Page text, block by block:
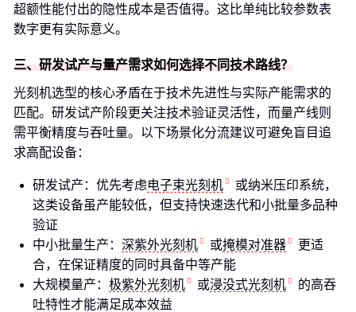
超额性能付出的隐性成本是否值得。这比单纯比较参数表
数字更有实际意义。
三、研发试产与量产需求如何选择不同技术路线？
光刻机选型的核心矛盾在于技术先进性与实际产能需求的
匹配。研发试产阶段更关注技术验证灵活性，而量产线则
需平衡精度与吞吐量。以下场景化分流建议可避免盲目追
求高配设备：
研发试产：优先考虑电子束光刻机
或纳米压印系统，
这类设备虽产能较低，但支持快速迭代和小批量多品种
验证
中小批量生产： 深紫外光刻机 或掩模对准器
更适
合，在保证精度的同时具备中等产能
大规模量产： 极紫外光刻机 或浸没式光刻机
的高吞
吐特性才能满足成本效益